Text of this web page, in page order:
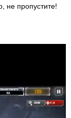
не пропустите!